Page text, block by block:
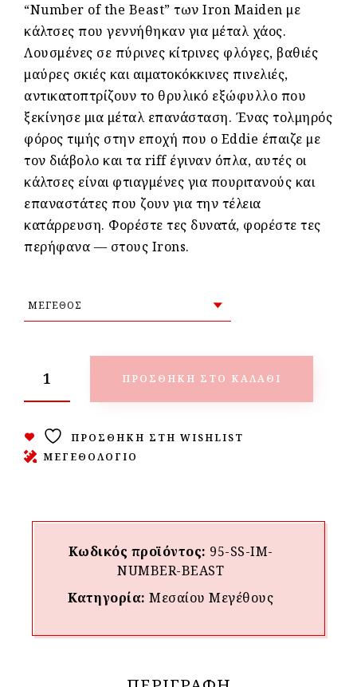
“Number of the Beast” των Iron Maiden με
κάλτσες που γεννήθηκαν για μέταλ χάος.
Λουσμένες σε πύρινες κίτρινες φλόγες, βαθιές
μαύρες σκιές και αιματοκόκκινες πινελιές,
αντικατοπτρίζουν το θρυλικό εξώφυλλο που
ξεκίνησε μια μέταλ επανάσταση. Ένας τολμηρός
φόρος τιμής στην εποχή που ο Eddie έπαιζε με
τον διάβολο και τα riff έγιναν όπλα, αυτές οι
κάλτσες είναι φτιαγμένες για πουριτανούς και
επαναστάτες που ζουν για την τέλεια
κατάρρευση. Φορέστε τες δυνατά, φορέστε τες
περήφανα — στους Irons.
ΠΡΟΣΘΉΚΗ ΣΤΟ ΚΑΛΆΘΙ
ΠΡΟΣΘΉΚΗ ΣΤΗ WISHLIST
ΜΕΓΕΘΟΛΟΓΙΟ
Κωδικός προϊόντος: 95-SS-IM-
NUMBER-BEAST
Κατηγορία:Μεσαίου Mεγέθους